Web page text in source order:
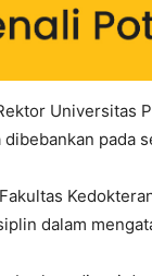
Universitas
pada
dalam